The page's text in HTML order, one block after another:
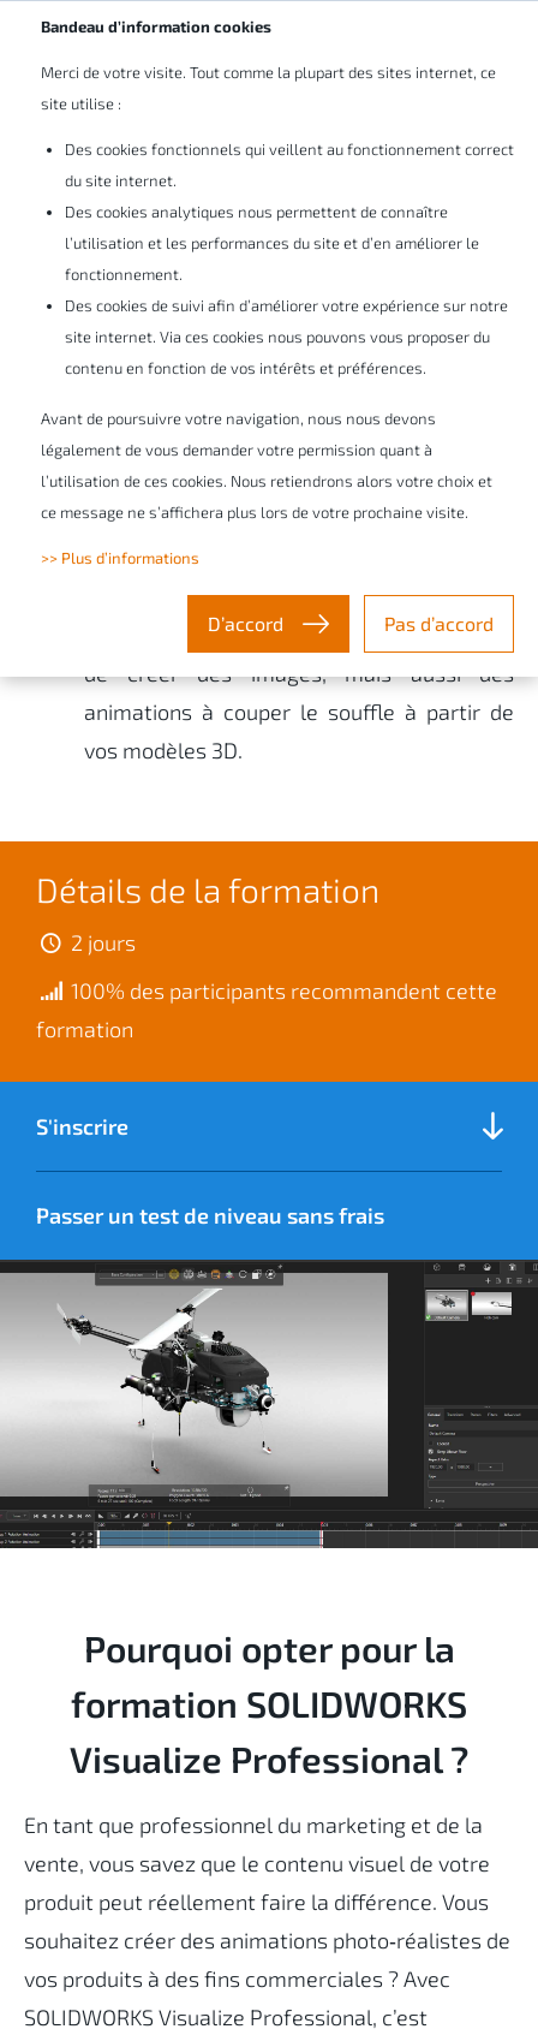
Bandeau d’information cookies
Merci de votre visite. Tout comme la plupart des sites internet, ce
site utilise :
Des cookies fonctionnels qui veillent au fonctionnement correct
du site internet.
Des cookies analytiques nous permettent de connaître
l’utilisation et les performances du site et d’en améliorer le
fonctionnement.
Des cookies de suivi afin d’améliorer votre expérience sur notre
site internet. Via ces cookies nous pouvons vous proposer du
contenu en fonction de vos intérêts et préférences.
Avant de poursuivre votre navigation, nous nous devons
légalement de vous demander votre permission quant à
l’utilisation de ces cookies. Nous retiendrons alors votre choix et
ce message ne s’affichera plus lors de votre prochaine visite.
>> Plus d’informations
D’accord Pas d’accord
Générez des animations
interactives pour une
expérience hors du commun
SOLIDWORKS Visualize
Professional
SOLIDWORKS Visualize Professional est la
solution de rendu photo
‑réaliste permettant
de créer des images, mais aussi des
animations à couper le souffle à partir de
vos modèles 3D.
Détails de la formation
2 jours
100% des participants recommandent cette
formation
S'inscrire
Passer un test de niveau sans frais
Pourquoi opter pour la
formation SOLIDWORKS
Visualize Professional ?
En tant que professionnel du marketing et de la
vente, vous savez que le contenu visuel de votre
produit peut réellement faire la différence. Vous
souhaitez créer des animations photo‑réalistes de
vos produits à des fins commerciales ? Avec
SOLIDWORKS Visualize Professional, c’est